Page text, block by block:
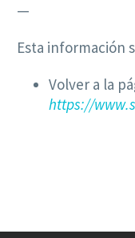
—
Esta información
Volver a la
https://